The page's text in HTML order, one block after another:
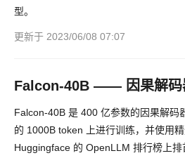
型。
更新于 2023/06/08 07:07
Falcon-40B —— 因果解码
Falcon-40B 是 400 亿参数的因果解码
的 1000B token 上进行训练，并使用
Huggingface 的 OpenLLM 排行榜上